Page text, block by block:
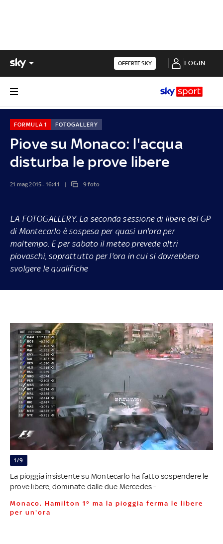
OFFERTE SKY LOGIN
Piove su Monaco: l'acqua
disturba le prove libere
FORMULA 1 FOTOGALLERY
21 mag 2015 - 16:41 9 foto
LA FOTOGALLERY. La seconda sessione di libere del GP
di Montecarlo è sospesa per quasi un'ora per
maltempo. E per sabato il meteo prevede altri
piovaschi, soprattutto per l'ora in cui si dovrebbero
svolgere le qualifiche
1/9
La pioggia insistente su Montecarlo ha fatto sospendere le
prove libere, dominate dalle due Mercedes -
Monaco, Hamilton 1° ma la pioggia ferma le libere
per un'ora